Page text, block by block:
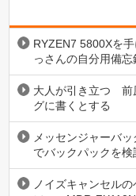
RYZEN7 5800Xを
っさんの自分用備忘
大人が引き立つ 前
グに書くとする
メッセンジャーバ
でバックパックを
ノイズキャンセル